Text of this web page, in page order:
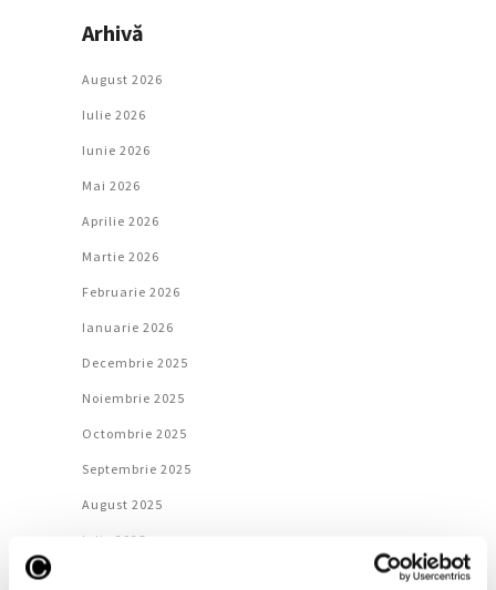
Arhivă
August 2026
Iulie 2026
Iunie 2026
Mai 2026
Aprilie 2026
Martie 2026
Februarie 2026
Ianuarie 2026
Decembrie 2025
Noiembrie 2025
Octombrie 2025
Septembrie 2025
August 2025
Iulie 2025